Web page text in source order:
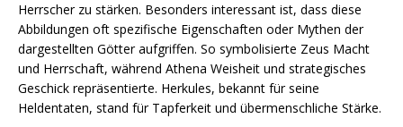
Herrscher zu stärken. Besonders interessant ist, dass diese
Abbildungen oft spezifische Eigenschaften oder Mythen der
dargestellten Götter aufgriffen. So symbolisierte Zeus Macht
und Herrschaft, während Athena Weisheit und strategisches
Geschick repräsentierte. Herkules, bekannt für seine
Heldentaten, stand für Tapferkeit und übermenschliche Stärke.